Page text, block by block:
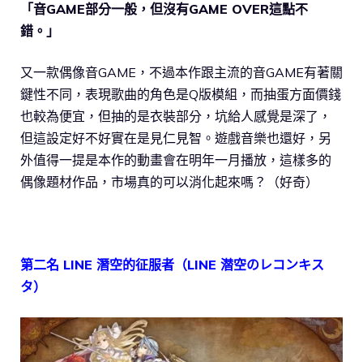
「音GAME部分一般，但沒有GAME OVER這點不
錯。」
又一款偶像音GAME，不過本作跟主流的音GAME有著關
鍵性不同，表現歌曲的角色是Q版模組，而抽蛋方面價錢
也較為便宜，但抽的是衣裝部分，坑給人感覺是深了，
但這設定好不好實在是見仁見智。遊戲音樂也還好，另
外值得一提是本作的動畫會在明年一月播放，這樣多的
偶像題材作品，市場真的可以消化起來嗎？（好奇）
第二名 LINE 潛空的征服者（LINE 潜空のレコンキス
タ）